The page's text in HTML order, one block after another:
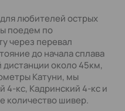
любителей острых
поедем по
через перевал
до начала сплава
около 45км,
Катуни, мы
4-кс, Кадринский 4-кс и
количество шивер.